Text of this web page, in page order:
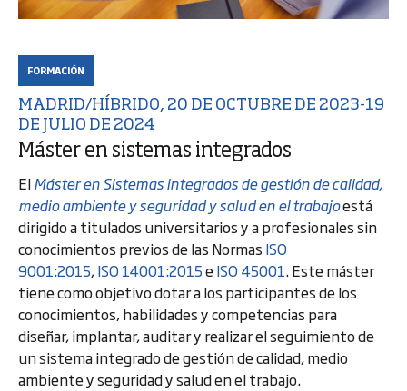
FORMACIÓN
MADRID/HÍBRIDO, 20 DE OCTUBRE DE 2023-19
DE JULIO DE 2024
Máster en sistemas integrados
ElMáster en Sistemas integrados de gestión de calidad,
medio ambiente y seguridad y salud en el trabajoestá
dirigido a titulados universitarios y a profesionales sin
conocimientos previos de las Normas ISO
9001:2015,ISO 14001:2015eISO 45001. Este máster
tiene como objetivo dotar a los participantes de los
conocimientos, habilidades y competencias para
diseñar, implantar, auditar y realizar el seguimiento de
un sistema integrado de gestión de calidad, medio
ambiente y seguridad y salud en el trabajo.